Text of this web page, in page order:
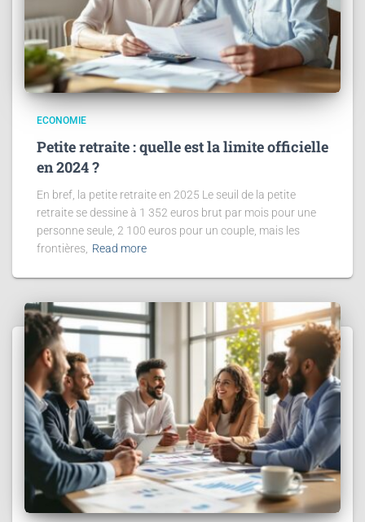
ECONOMIE
Petite retraite : quelle est la limite officielle
en 2024 ?
En bref, la petite retraite en 2025 Le seuil de la petite
retraite se dessine à 1 352 euros brut par mois pour une
personne seule, 2 100 euros pour un couple, mais les
frontières, Read more